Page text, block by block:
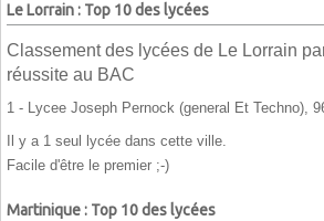
Le Lorrain : Top 10 des lycées
Classement des lycées de Le Lorrain
réussite au BAC
1 - Lycee Joseph Pernock (general Et Techno),
Il y a 1 seul lycée dans cette ville.
Facile d'être le premier ;-)
Martinique : Top 10 des lycées